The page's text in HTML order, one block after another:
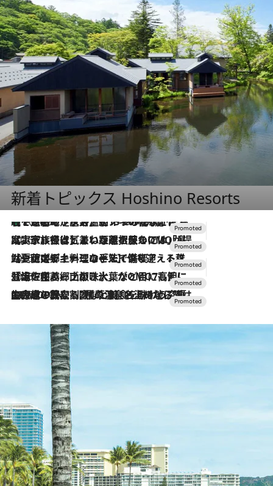
新着トピックス Hoshino Resorts
2026.8.7
【トンボの足水浴】ヒノキの香りに包まれて涼感マックス！約13℃の湧水かけ流しを避暑地「星野温泉 トンボの湯」で体験
2026.7.31
【ホテル帰省】という選択肢をOMOが提案。家族とほどよい距離を保つには「昼は実家、夜は気兼ねなくホテルで！」
2026.7.24
【夏限定ディナーコース】旬を迎える稚鮎や花ズッキーニなどをイタリア・トスカーナの郷土料理の手法で満喫！
2026.7.17
「土佐和ハーブかき氷」がOMO7高知に登場！生姜、山椒、大葉など目にも舌にも涼を呼ぶ郷土の味
2026.7.10
NEW OPEN！【界 草津】名湯の地に誕生。趣の異なる2種の温泉と上州ならではの会席・蕎麦割烹など美食を味わう究極の癒やし旅